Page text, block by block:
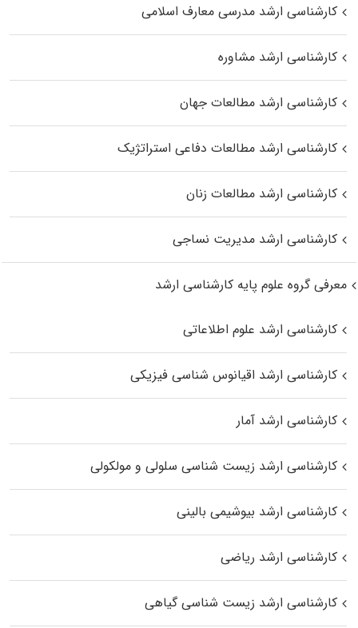
کارشناسی ارشد مدرسی معارف اسلامی
کارشناسی ارشد مشاوره
کارشناسی ارشد مطالعات جهان
کارشناسی ارشد مطالعات دفاعی استراتژیک
کارشناسی ارشد مطالعات زنان
کارشناسی ارشد مدیریت نساجی
معرفی گروه علوم پایه کارشناسی ارشد
کارشناسی ارشد علوم اطلاعاتی
کارشناسی ارشد اقیانوس‌ شناسی فیزیکی
کارشناسی ارشد آمار
کارشناسی ارشد زیست شناسی سلولی و مولکولی
کارشناسی ارشد بیوشیمی بالینی
کارشناسی ارشد ریاضی
کارشناسی ارشد زیست‌ شناسی گیاهی